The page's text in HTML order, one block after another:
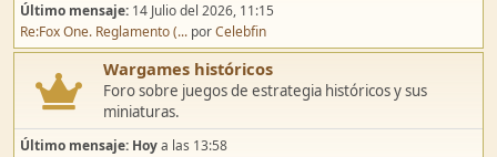
Último mensaje: 14 Julio del 2026, 11:15
Re:Fox One. Reglamento (... porCelebfin
Wargames históricos
Foro sobre juegos de estrategia históricos y sus
miniaturas.
Último mensaje: Hoya las 13:58